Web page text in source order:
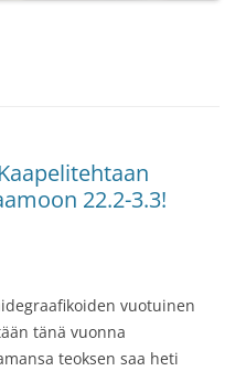
22.2-3.3!
vuotuinen
tänä vuonna
teoksen saa heti